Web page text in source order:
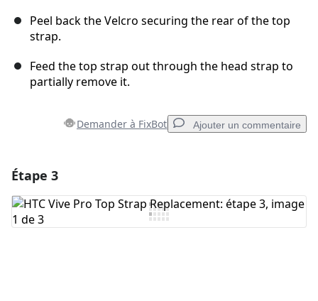
Peel back the Velcro securing the rear of the top
strap.
Feed the top strap out through the head strap to
partially remove it.
Demander à FixBot Ajouter un commentaire
Ajouter un commentaire
Étape 3